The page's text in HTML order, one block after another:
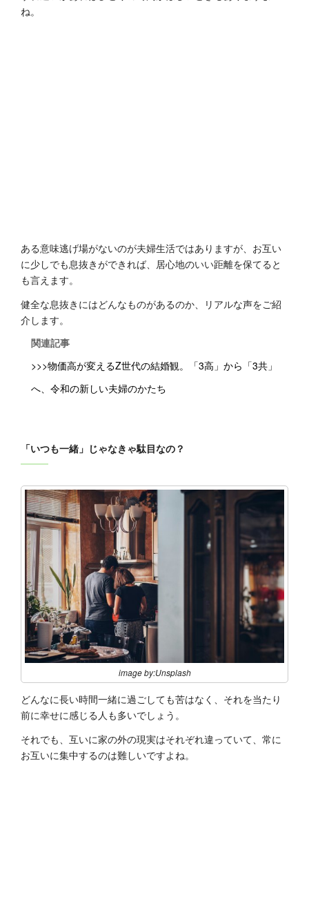
ね。
ある意味逃げ場がないのが夫婦生活ではありますが、お互い
に少しでも息抜きができれば、居心地のいい距離を保てると
も言えます。
健全な息抜きにはどんなものがあるのか、リアルな声をご紹
介します。
関連記事
>>>物価高が変えるZ世代の結婚観。「3高」から「3共」
へ、令和の新しい夫婦のかたち
「いつも一緒」じゃなきゃ駄目なの？
image by:Unsplash
どんなに長い時間一緒に過ごしても苦はなく、それを当たり
前に幸せに感じる人も多いでしょう。
それでも、互いに家の外の現実はそれぞれ違っていて、常に
お互いに集中するのは難しいですよね。